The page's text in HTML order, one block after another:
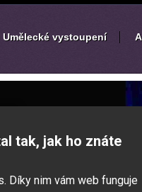
Umělecké vystoupení
tak, jak ho znáte
Díky nim vám web funguje